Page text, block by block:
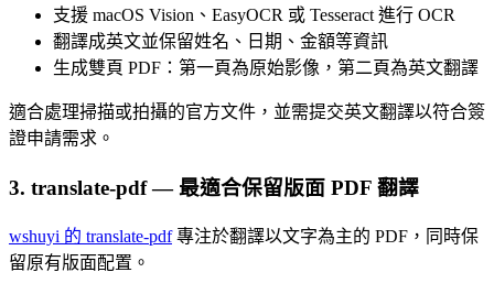
支援 macOS Vision、EasyOCR 或 Tesseract 進行 OCR
翻譯成英文並保留姓名、日期、金額等資訊
生成雙頁 PDF：第一頁為原始影像，第二頁為英文翻譯
適合處理掃描或拍攝的官方文件，並需提交英文翻譯以符合簽
證申請需求。
3. translate-pdf — 最適合保留版面 PDF 翻譯
wshuyi 的 translate-pdf專注於翻譯以文字為主的 PDF，同時保
留原有版面配置。